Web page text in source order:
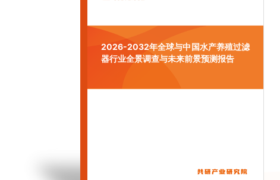
2026-2032年全球与中国水产养殖过滤
器行业全景调查与未来前景预测报告